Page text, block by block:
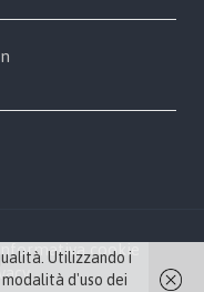
Informativa cookie
Utilizzando i
d'uso dei